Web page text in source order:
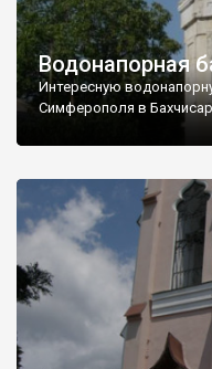
Водонапорная
Интересную
Симферополя в